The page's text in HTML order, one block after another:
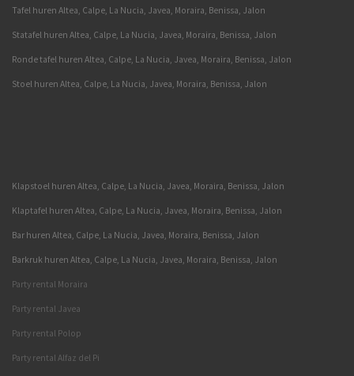
Tafel huren Altea, Calpe, La Nucia, Javea, Moraira, Benissa, Jalon
Statafel huren Altea, Calpe, La Nucia, Javea, Moraira, Benissa, Jalon
Ronde tafel huren Altea, Calpe, La Nucia, Javea, Moraira, Benissa, Jalon
Stoel huren Altea, Calpe, La Nucia, Javea, Moraira, Benissa, Jalon
Klapstoel huren Altea, Calpe, La Nucia, Javea, Moraira, Benissa, Jalon
Klaptafel huren Altea, Calpe, La Nucia, Javea, Moraira, Benissa, Jalon
Bar huren Altea, Calpe, La Nucia, Javea, Moraira, Benissa, Jalon
Barkruk huren Altea, Calpe, La Nucia, Javea, Moraira, Benissa, Jalon
Party rental Moraira
Party rental Javea
Party rental Polop
Party rental Alfaz del Pi